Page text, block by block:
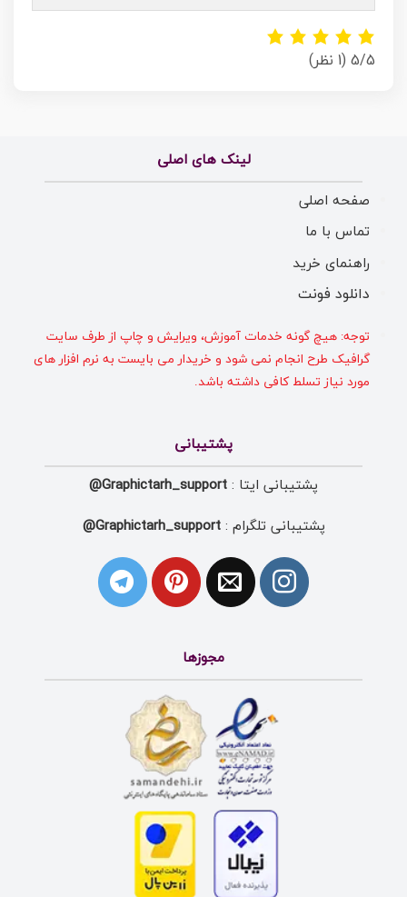
5/5 (1 نظر)
لینک های اصلی
صفحه اصلی
تماس با ما
راهنمای خرید
دانلود فونت
توجه: هیچ گونه خدمات آموزش، ویرایش و چاپ از طرف سایت
گرافیک طرح انجام نمی شود و خریدار می بایست به نرم افزار های
مورد نیاز تسلط کافی داشته باشد.
پشتیبانی
پشتیبانی ایتا : Graphictarh_support@
پشتیبانی تلگرام :Graphictarh_support@
مجوزها